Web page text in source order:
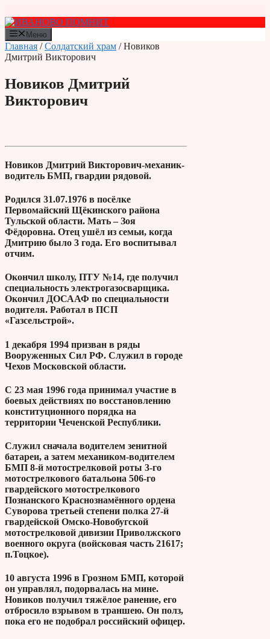
к
содержимому
Меню
Главная /Солдатский храм / Новиков
Дмитрий Викторович
Новиков Дмитрий
Викторович
Новиков Дмитрий Викторович-механик-
водитель БМП, гвардии рядовой.
Родился 31.07.1976 в посёлке
Первомайский Щёкинского района
Тульской области. Мать ‒ Зоя
Фёдоровна. Отец ушёл из семьи, когда
Дмитрию было 3 года. Его воспитывал
отчим.
Окончил школу, ПТУ №14, где получил
специальность электрогазосварщика.
Окончил ДОСААФ по специальности
водителя. Работал в ПСП
«Газсельстрой».
1 декабря 1994 призван в ряды
Вооруженных Сил РФ. Служил в городе
Чехов Московской области.
С 23 мая 1996 года принимал участие в
боевых действиях по восстановлению
конституционного порядка на
территории Чеченской Республики.
Служил сначала водителем зенитной
батареи, а затем механиком-водителем
БМП 8-й мотострелковой роты 3-го
мотострелкового батальона 506-го
гвардейского мотострелкового
Познанского Краснознамённого ордена
Суворова третьей степени полка 27-й
гвардейской Омско-Новобугской
мотострелковой дивизии Приволжского
военного округа (войсковая часть 21617;
п.Тоцкое).
10 августа 1996 в Грозном БМП, которой
он управлял, подорвалась на мине.
Новиков получил тяжёлое ранение, его
отбросило взрывом в траншею. Он полз,
пока его не подобрал российский офицер.